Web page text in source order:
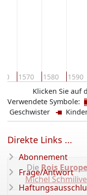
1570 1580 1590
Klicken Sie auf
Verwendete Symbole:
Geschwister
Die Rois Europe
Michel
Direkte Links ...
Abonnement
Frage/Antwort